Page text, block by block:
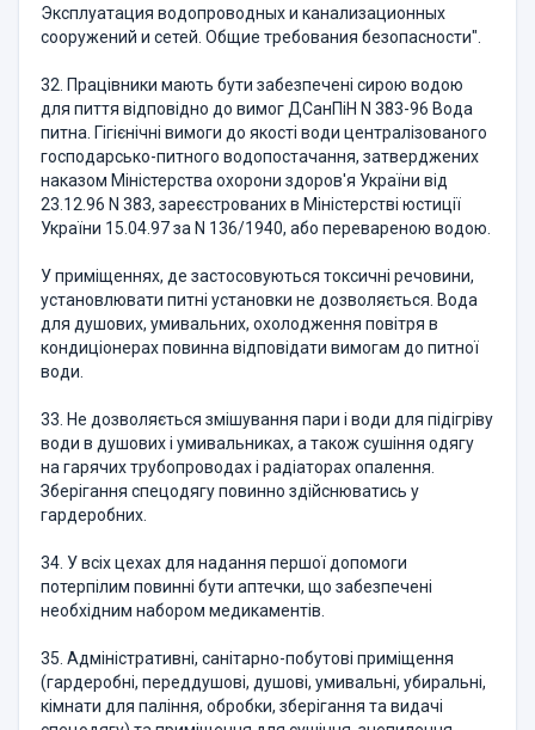
Эксплуатация водопроводных и канализационных
сооружений и сетей. Общие требования безопасности".
32. Працівники мають бути забезпечені сирою водою
для пиття відповідно до вимог ДСанПіН N 383-96 Вода
питна. Гігієнічні вимоги до якості води централізованого
господарсько-питного водопостачання, затверджених
наказом Міністерства охорони здоров'я України від
23.12.96 N 383, зареєстрованих в Міністерстві юстиції
України 15.04.97 за N 136/1940, або перевареною водою.
У приміщеннях, де застосовуються токсичні речовини,
установлювати питні установки не дозволяється. Вода
для душових, умивальних, охолодження повітря в
кондиціонерах повинна відповідати вимогам до питної
води.
33. Не дозволяється змішування пари і води для підігріву
води в душових і умивальниках, а також сушіння одягу
на гарячих трубопроводах і радіаторах опалення.
Зберігання спецодягу повинно здійснюватись у
гардеробних.
34. У всіх цехах для надання першої допомоги
потерпілим повинні бути аптечки, що забезпечені
необхідним набором медикаментів.
35. Адміністративні, санітарно-побутові приміщення
(гардеробні, переддушові, душові, умивальні, убиральні,
кімнати для паління, обробки, зберігання та видачі